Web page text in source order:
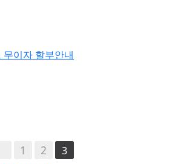
이자 할부안내
1 2
3